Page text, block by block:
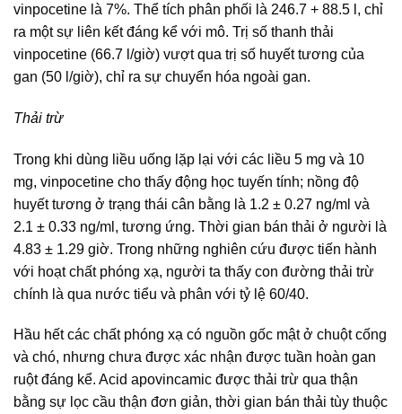
vinpocetine là 7%. Thể tích phân phối là 246.7 + 88.5 l, chỉ
ra một sự liên kết đáng kể với mô. Trị số thanh thải
vinpocetine (66.7 l/giờ) vượt qua trị số huyết tương của
gan (50 l/giờ), chỉ ra sự chuyển hóa ngoài gan.
Thải trừ
Trong khi dùng liều uống lặp lại với các liều 5 mg và 10
mg, vinpocetine cho thấy động học tuyến tính; nồng độ
huyết tương ở trạng thái cân bằng là 1.2 ± 0.27 ng/ml và
2.1 ± 0.33 ng/ml, tương ứng. Thời gian bán thải ở người là
4.83 ± 1.29 giờ. Trong những nghiên cứu được tiến hành
với hoạt chất phóng xạ, người ta thấy con đường thải trừ
chính là qua nước tiểu và phân với tỷ lệ 60/40.
Hầu hết các chất phóng xạ có nguồn gốc mật ở chuột cống
và chó, nhưng chưa được xác nhận được tuần hoàn gan
ruột đáng kể. Acid apovincamic được thải trừ qua thận
bằng sự lọc cầu thận đơn giản, thời gian bán thải tùy thuộc